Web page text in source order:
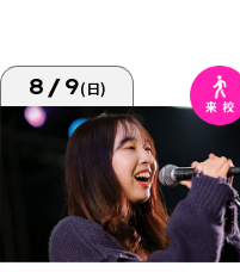
8/9(日)